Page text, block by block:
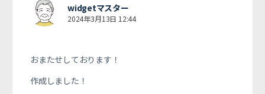
widgetマスター
2024年3月13日 12:44
おまたせしております！
作成しました！